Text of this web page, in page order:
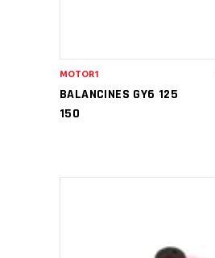
BALANCINES GY6 125
150
MOTOR1